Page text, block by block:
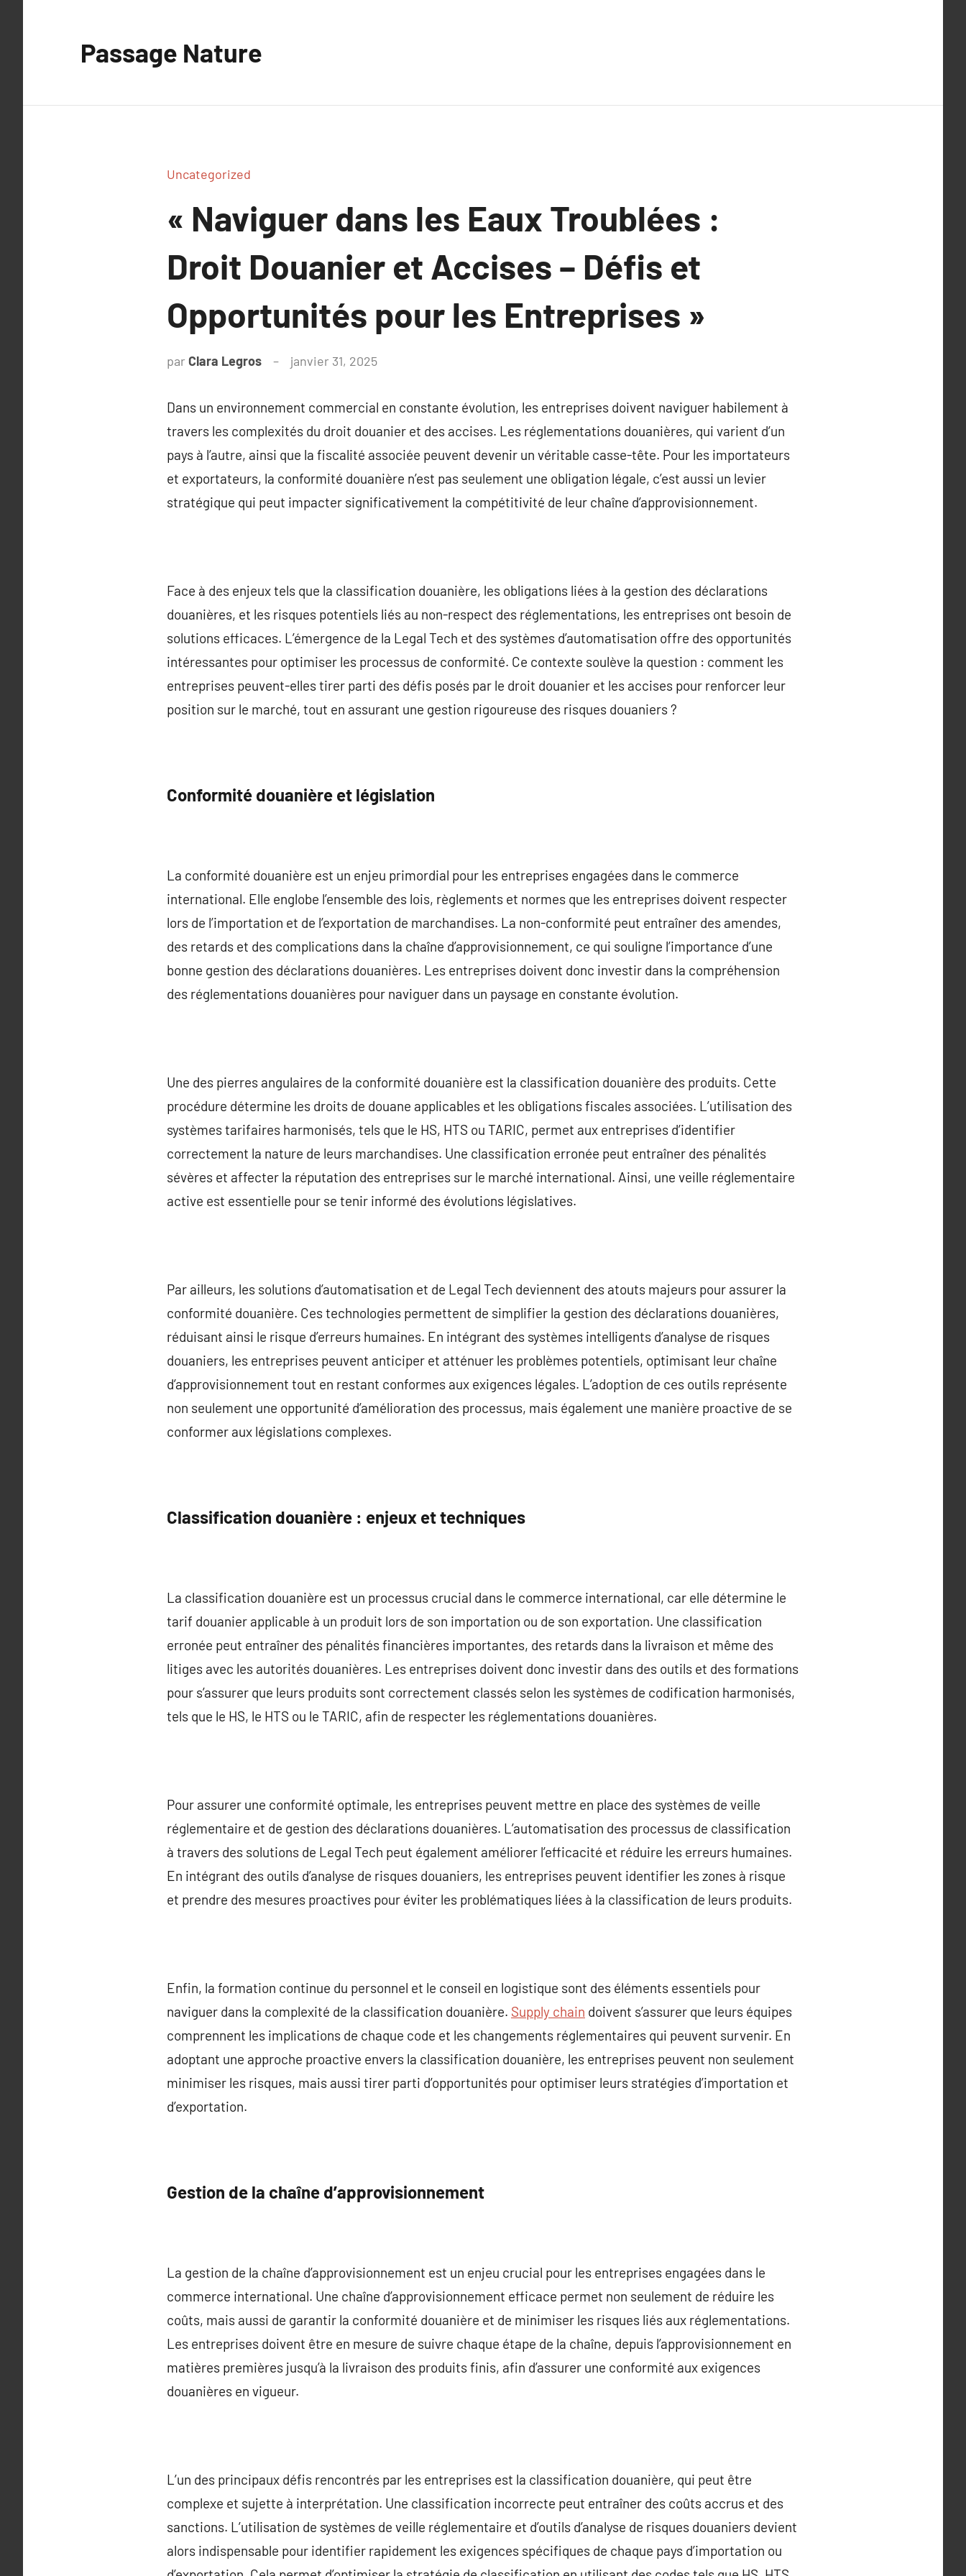
Passage Nature
Uncategorized
« Naviguer dans les Eaux Troublées :
Droit Douanier et Accises – Défis et
Opportunités pour les Entreprises »
par Clara Legros janvier 31, 2025
Dans un environnement commercial en constante évolution, les entreprises doivent naviguer habilement à
travers les complexités du droit douanier et des accises. Les réglementations douanières, qui varient d’un
pays à l’autre, ainsi que la fiscalité associée peuvent devenir un véritable casse-tête. Pour les importateurs
et exportateurs, la conformité douanière n’est pas seulement une obligation légale, c’est aussi un levier
stratégique qui peut impacter significativement la compétitivité de leur chaîne d’approvisionnement.
Face à des enjeux tels que la classification douanière, les obligations liées à la gestion des déclarations
douanières, et les risques potentiels liés au non-respect des réglementations, les entreprises ont besoin de
solutions efficaces. L’émergence de la Legal Tech et des systèmes d’automatisation offre des opportunités
intéressantes pour optimiser les processus de conformité. Ce contexte soulève la question : comment les
entreprises peuvent-elles tirer parti des défis posés par le droit douanier et les accises pour renforcer leur
position sur le marché, tout en assurant une gestion rigoureuse des risques douaniers ?
Conformité douanière et législation
La conformité douanière est un enjeu primordial pour les entreprises engagées dans le commerce
international. Elle englobe l’ensemble des lois, règlements et normes que les entreprises doivent respecter
lors de l’importation et de l’exportation de marchandises. La non-conformité peut entraîner des amendes,
des retards et des complications dans la chaîne d’approvisionnement, ce qui souligne l’importance d’une
bonne gestion des déclarations douanières. Les entreprises doivent donc investir dans la compréhension
des réglementations douanières pour naviguer dans un paysage en constante évolution.
Une des pierres angulaires de la conformité douanière est la classification douanière des produits. Cette
procédure détermine les droits de douane applicables et les obligations fiscales associées. L’utilisation des
systèmes tarifaires harmonisés, tels que le HS, HTS ou TARIC, permet aux entreprises d’identifier
correctement la nature de leurs marchandises. Une classification erronée peut entraîner des pénalités
sévères et affecter la réputation des entreprises sur le marché international. Ainsi, une veille réglementaire
active est essentielle pour se tenir informé des évolutions législatives.
Par ailleurs, les solutions d’automatisation et de Legal Tech deviennent des atouts majeurs pour assurer la
conformité douanière. Ces technologies permettent de simplifier la gestion des déclarations douanières,
réduisant ainsi le risque d’erreurs humaines. En intégrant des systèmes intelligents d’analyse de risques
douaniers, les entreprises peuvent anticiper et atténuer les problèmes potentiels, optimisant leur chaîne
d’approvisionnement tout en restant conformes aux exigences légales. L’adoption de ces outils représente
non seulement une opportunité d’amélioration des processus, mais également une manière proactive de se
conformer aux législations complexes.
Classification douanière : enjeux et techniques
La classification douanière est un processus crucial dans le commerce international, car elle détermine le
tarif douanier applicable à un produit lors de son importation ou de son exportation. Une classification
erronée peut entraîner des pénalités financières importantes, des retards dans la livraison et même des
litiges avec les autorités douanières. Les entreprises doivent donc investir dans des outils et des formations
pour s’assurer que leurs produits sont correctement classés selon les systèmes de codification harmonisés,
tels que le HS, le HTS ou le TARIC, afin de respecter les réglementations douanières.
Pour assurer une conformité optimale, les entreprises peuvent mettre en place des systèmes de veille
réglementaire et de gestion des déclarations douanières. L’automatisation des processus de classification
à travers des solutions de Legal Tech peut également améliorer l’efficacité et réduire les erreurs humaines.
En intégrant des outils d’analyse de risques douaniers, les entreprises peuvent identifier les zones à risque
et prendre des mesures proactives pour éviter les problématiques liées à la classification de leurs produits.
Enfin, la formation continue du personnel et le conseil en logistique sont des éléments essentiels pour
naviguer dans la complexité de la classification douanière. Supply chain doivent s’assurer que leurs équipes
comprennent les implications de chaque code et les changements réglementaires qui peuvent survenir. En
adoptant une approche proactive envers la classification douanière, les entreprises peuvent non seulement
minimiser les risques, mais aussi tirer parti d’opportunités pour optimiser leurs stratégies d’importation et
d’exportation.
Gestion de la chaîne d’approvisionnement
La gestion de la chaîne d’approvisionnement est un enjeu crucial pour les entreprises engagées dans le
commerce international. Une chaîne d’approvisionnement efficace permet non seulement de réduire les
coûts, mais aussi de garantir la conformité douanière et de minimiser les risques liés aux réglementations.
Les entreprises doivent être en mesure de suivre chaque étape de la chaîne, depuis l’approvisionnement en
matières premières jusqu’à la livraison des produits finis, afin d’assurer une conformité aux exigences
douanières en vigueur.
L’un des principaux défis rencontrés par les entreprises est la classification douanière, qui peut être
complexe et sujette à interprétation. Une classification incorrecte peut entraîner des coûts accrus et des
sanctions. L’utilisation de systèmes de veille réglementaire et d’outils d’analyse de risques douaniers devient
alors indispensable pour identifier rapidement les exigences spécifiques de chaque pays d’importation ou